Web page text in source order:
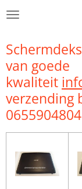
Ga
de
hoofdinhoud
van goede
kwaliteit
verzending
0655904804